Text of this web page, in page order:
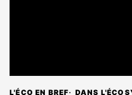
L'ÉCO EN BREF DANS